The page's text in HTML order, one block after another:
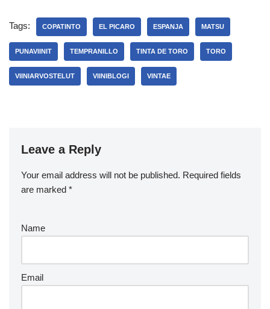
Tags: COPATINTO EL PICARO ESPANJA MATSU
PUNAVIINIT TEMPRANILLO TINTA DE TORO TORO
VIINIARVOSTELUT VIINIBLOGI VINTAE
Leave a Reply
Your email address will not be published. Required fields
are marked *
Name
Email